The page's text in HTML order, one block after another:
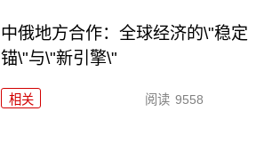
中俄地方合作：全球经济的\"稳定
锚\"与\"新引擎\"
相关 阅读 9558